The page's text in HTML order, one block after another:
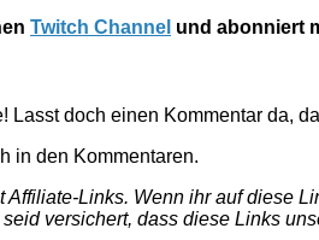
Twitch Channel und abonniert
Lasst doch einen Kommentar da,
in den Kommentaren.
Affiliate-Links. Wenn ihr auf diese
versichert, dass diese Links